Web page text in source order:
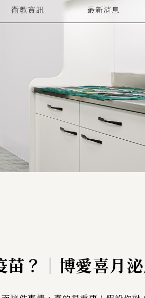
衛教資訊 最新消息
苗？｜博愛喜月